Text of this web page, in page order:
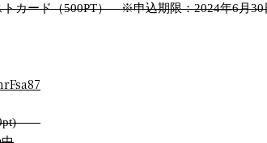
トカード（500PT）※申込期限：2024年6月30